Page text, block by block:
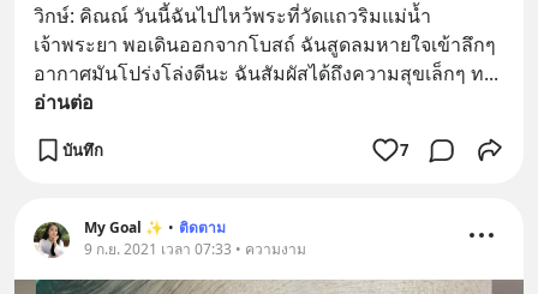
วิกษ์: คิณณ์ วันนี้ฉันไปไหว้พระที่วัดแถวริมแม่น้ำ
เจ้าพระยา พอเดินออกจากโบสถ์ ฉันสูดลมหายใจเข้าลึกๆ
อากาศมันโปร่งโล่งดีนะ ฉันสัมผัสได้ถึงความสุขเล็กๆ ท
อ่านต่อ
บันทึก 7
My Goal ✨ • ติดตาม
9 ก.ย. 2021 เวลา 07:33 • ความงาม